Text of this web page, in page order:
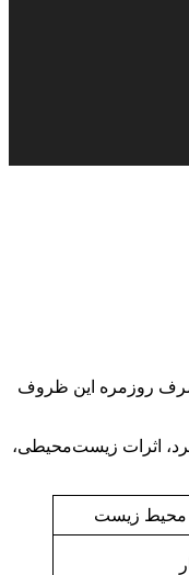
روزمره این ظروف
اثرات زیست‌محیطی،
محیط زیست